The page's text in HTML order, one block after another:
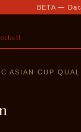
BETA —
ASIAN CUP